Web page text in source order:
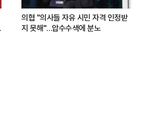
의협 "의사들 자유 시민 자격 인정받
지 못해"…압수수색에 분노